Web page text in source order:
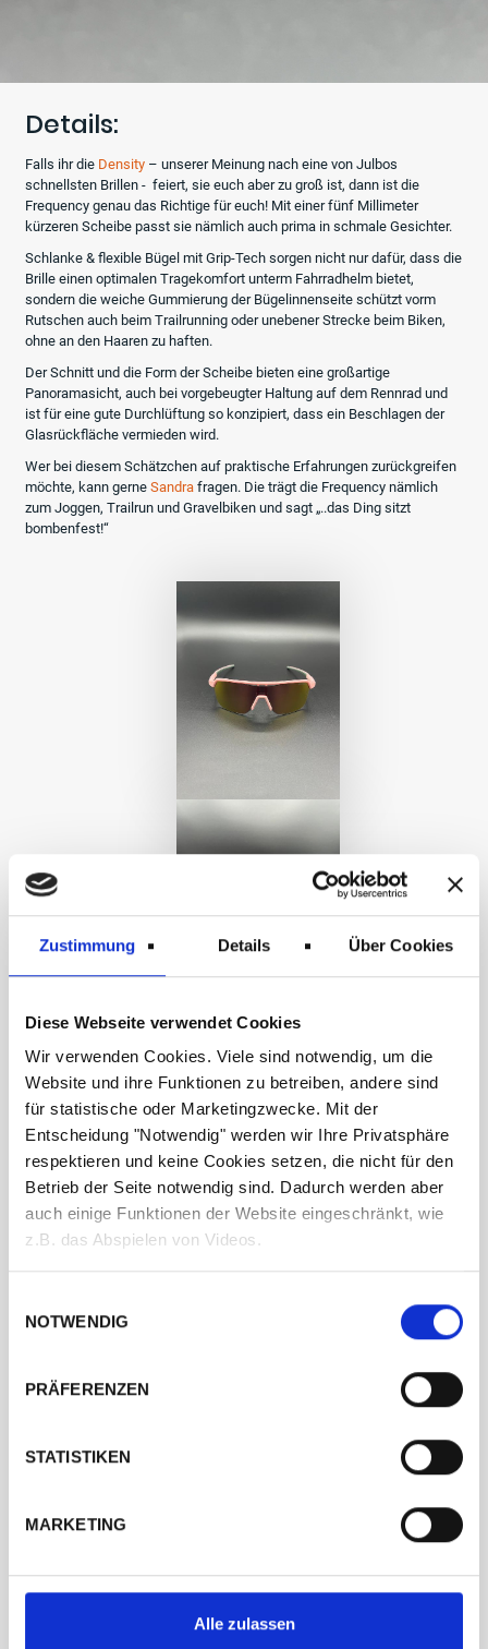
Zustimmung Details Über Cookies
Diese Webseite verwendet Cookies
Wir verwenden Cookies. Viele sind notwendig, um die
Website und ihre Funktionen zu betreiben, andere sind
für statistische oder Marketingzwecke. Mit der
Entscheidung "Notwendig" werden wir Ihre Privatsphäre
respektieren und keine Cookies setzen, die nicht für den
Betrieb der Seite notwendig sind. Dadurch werden aber
auch einige Funktionen der Website eingeschränkt, wie
z.B. das Abspielen von Videos.
NOTWENDIG
PRÄFERENZEN
STATISTIKEN
MARKETING
Alle zulassen
Details:
Falls ihr die Density – unserer Meinung nach eine von Julbos
schnellsten Brillen - feiert, sie euch aber zu groß ist, dann ist die
Frequency genau das Richtige für euch! Mit einer fünf Millimeter
kürzeren Scheibe passt sie nämlich auch prima in schmale Gesichter.
Schlanke & flexible Bügel mit Grip-Tech sorgen nicht nur dafür, dass die
Brille einen optimalen Tragekomfort unterm Fahrradhelm bietet,
sondern die weiche Gummierung der Bügelinnenseite schützt vorm
Rutschen auch beim Trailrunning oder unebener Strecke beim Biken,
ohne an den Haaren zu haften.
Der Schnitt und die Form der Scheibe bieten eine großartige
Panoramasicht, auch bei vorgebeugter Haltung auf dem Rennrad und
ist für eine gute Durchlüftung so konzipiert, dass ein Beschlagen der
Glasrückfläche vermieden wird.
Wer bei diesem Schätzchen auf praktische Erfahrungen zurückgreifen
möchte, kann gerneSandra fragen. Die trägt die Frequency nämlich
zum Joggen, Trailrun und Gravelbiken und sagt „..das Ding sitzt
bombenfest!“